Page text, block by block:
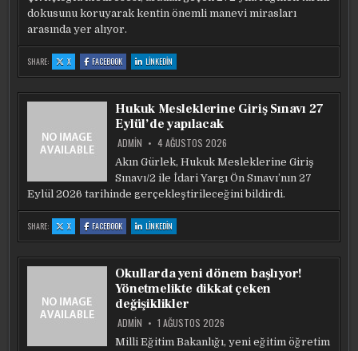
dokusunu koruyarak kentin önemli manevi mirasları
arasında yer alıyor.
SHARE: X:
272
YILLIK
MEDRESESI
ZAMANA
FACEBOOK:
272
YILLIK
MEDRESESI
MEYDAN
OKUYOR
LINKEDIN
272
YILLIK
MEDRESESI
MEYDAN
OKUYOR
Hukuk Mesleklerine Giriş Sınavı 27
Eylül’de yapılacak
ADMIN 4 AĞUSTOS 2026
Akın Gürlek, Hukuk Mesleklerine Giriş
Sınavı/2 ile İdari Yargı Ön Sınavı’nın 27
Eylül 2026 tarihinde gerçekleştirileceğini bildirdi.
SHARE: X:
HUKUK
MESLEKLERINE
SINAVI
27
FACEBOOK:
HUKUK
MESLEKLERINE
SINAVI
EYLÜL’DE
YAPILACAK
LINKEDIN
HUKUK
MESLEKLERINE
SINAVI
EYLÜL’DE
YAPILACAK
Okullarda yeni dönem başlıyor!
Yönetmelikte dikkat çeken
değişiklikler
ADMIN 1 AĞUSTOS 2026
Milli Eğitim Bakanlığı, yeni eğitim öğretim